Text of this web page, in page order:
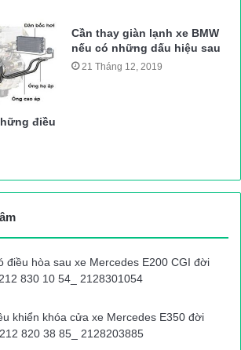
tiếng động lạ phát ra khi xe vào khúc cua
là những dấu hiệu cho thấy thước lái
những vấn đề như hỏng rô tuyn lái. Như
lỏng lẻo gây ra những tiếng kêu lạ bất
những dấu hiệu trên cần phải cho xe tới
kiểm tra và bảo dưỡng thay thế định
phải thay thế hãy liên hệ tới phụ tùng ô
chỉ cung cấp tất cả các chi tiết thước lái
điều
Cần thay giàn lạnh xe BMW
nếu có những dấu hiệu sau
21 Tháng 12, 2019
điều hòa sau xe Mercedes E200 CGI đời
830 10 54_ 2128301054
khiển khóa cửa xe Mercedes E350 đời
820 38 85_ 2128203885